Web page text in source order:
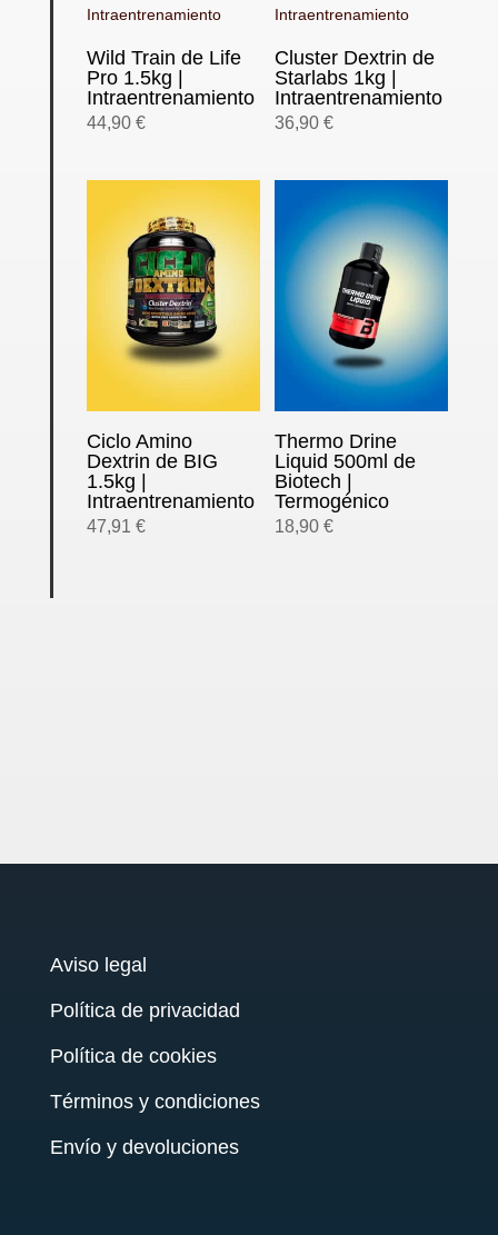
Wild Train de Life
Pro 1.5kg |
Intraentrenamiento
44,90 €
Cluster Dextrin de
Starlabs 1kg |
Intraentrenamiento
36,90 €
Ciclo Amino
Dextrin de BIG
1.5kg |
Intraentrenamiento
47,91 €
Thermo Drine
Liquid 500ml de
Biotech |
Termogénico
18,90 €
Aviso legal
Política de privacidad
Política de cookies
Términos y condiciones
Envío y devoluciones